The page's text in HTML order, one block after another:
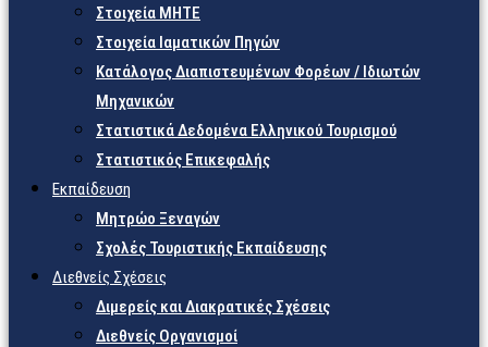
Στοιχεία ΜΗΤΕ
Στοιχεία Ιαματικών Πηγών
Κατάλογος Διαπιστευμένων Φορέων / Ιδιωτών
Μηχανικών
Στατιστικά Δεδομένα Ελληνικού Τουρισμού
Στατιστικός Επικεφαλής
Εκπαίδευση
Μητρώο Ξεναγών
Σχολές Τουριστικής Εκπαίδευσης
Διεθνείς Σχέσεις
Διμερείς και Διακρατικές Σχέσεις
Διεθνείς Οργανισμοί